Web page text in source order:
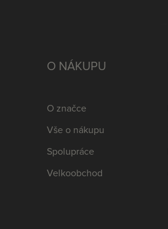
O NÁKUPU
O značce
Vše o nákupu
Spolupráce
Velkoobchod